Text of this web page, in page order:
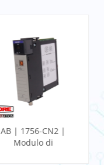
AB | 1756-CN2 |
Modulo di